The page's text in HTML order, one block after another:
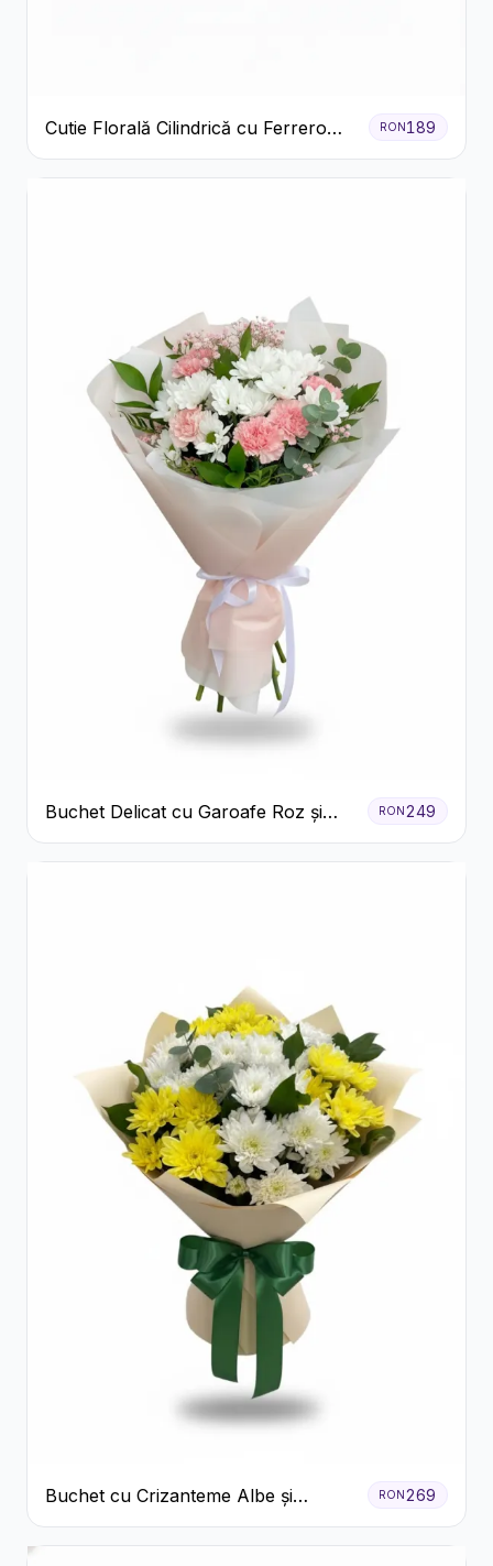
Cutie Florală Cilindrică cu Ferrero
Rocher și Trandafiri Pastel
RON189
Buchet Delicat cu Garoafe Roz și
Crizanteme Albe
RON 249
Buchet cu Crizanteme Albe și
Galbene
RON 269